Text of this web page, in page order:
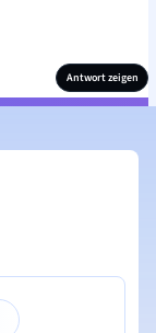
Antwort zeigen